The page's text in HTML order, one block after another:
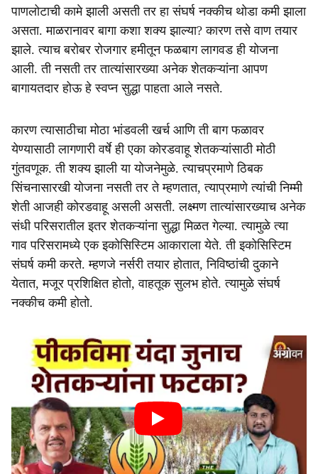
पाणलोटाची कामे झाली असती तर हा संघर्ष नक्कीच थोडा कमी झाला
असता. माळरानावर बागा कशा शक्य झाल्या? कारण तसे वाण तयार
झाले. त्याच बरोबर रोजगार हमीतून फळबाग लागवड ही योजना
आली. ती नसती तर तात्यांसारख्या अनेक शेतकऱ्यांना आपण
बागायतदार होऊ हे स्वप्न सुद्धा पाहता आले नसते.
कारण त्यासाठीचा मोठा भांडवली खर्च आणि ती बाग फळावर
येण्यासाठी लागणारी वर्षे ही एका कोरडवाहू शेतकऱ्यांसाठी मोठी
गुंतवणूक. ती शक्य झाली या योजनेमुळे. त्याचप्रमाणे ठिबक
सिंचनासारखी योजना नसती तर ते म्हणतात, त्याप्रमाणे त्यांची निम्मी
शेती आजही कोरडवाहू असली असती. लक्ष्मण तात्यांसारख्याच अनेक
संधी परिसरातील इतर शेतकऱ्यांना सुद्धा मिळत गेल्या. त्यामुळे त्या
गाव परिसरामध्ये एक इकोसिस्टिम आकाराला येते. ती इकोसिस्टिम
संघर्ष कमी करते. म्हणजे नर्सरी तयार होतात, निविष्ठांची दुकाने
येतात, मजूर प्रशिक्षित होतो, वाहतूक सुलभ होते. त्यामुळे संघर्ष
नक्कीच कमी होतो.